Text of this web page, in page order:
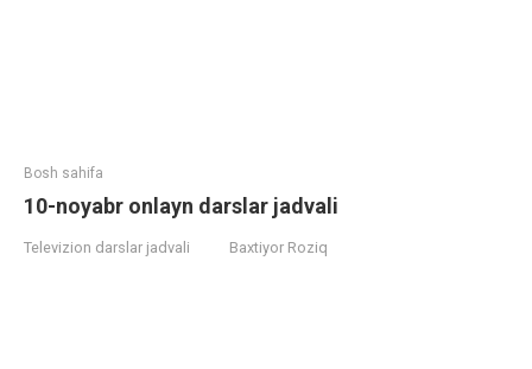
Bosh sahifa
10-noyabr onlayn darslar jadvali
Televizion darslar jadvali Baxtiyor Roziq